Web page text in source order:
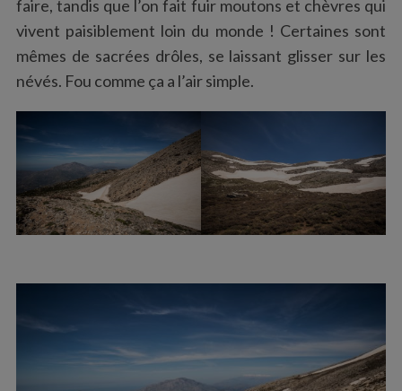
faire, tandis que l’on fait fuir moutons et chèvres qui
vivent paisiblement loin du monde ! Certaines sont
mêmes de sacrées drôles, se laissant glisser sur les
névés. Fou comme ça a l’air simple.